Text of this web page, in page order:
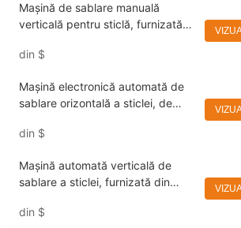
Mașină de sablare manuală
verticală pentru sticlă, furnizată
din $
Mașină electronică automată de
sablare orizontală a sticlei, de
din $
Mașină automată verticală de
sablare a sticlei, furnizată din
din $